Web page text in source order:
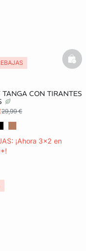
TANGA CON TIRANTES
29,99 €
¡Ahora 3x2 en